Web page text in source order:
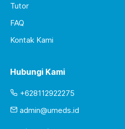
Tutor
FAQ
Kontak Kami
Hubungi Kami
+628112922275
admin@umeds.id